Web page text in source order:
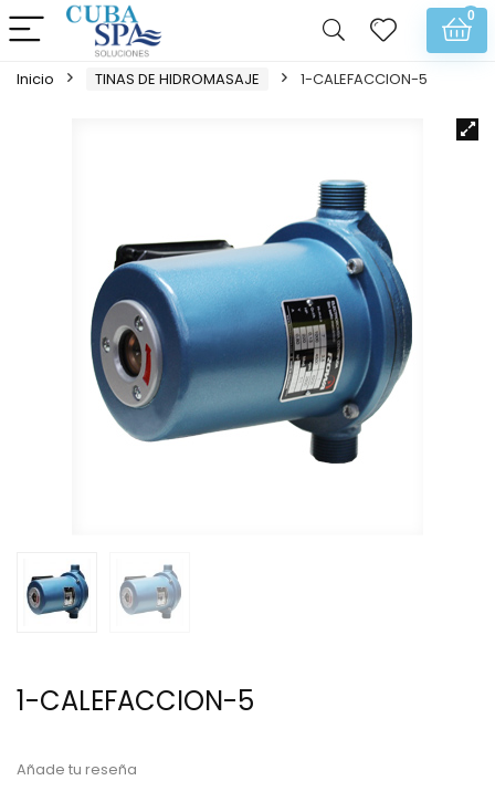
0
Inicio TINAS DE HIDROMASAJE 1-CALEFACCION-5
1-CALEFACCION-5
Añade tu reseña